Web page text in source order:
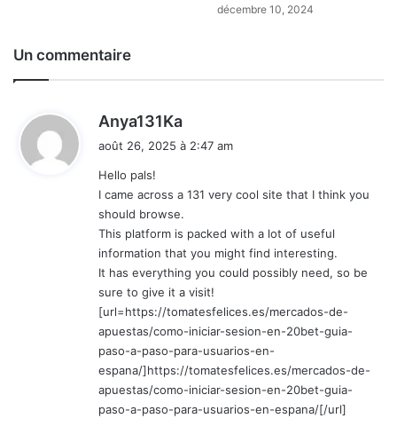
décembre 10, 2024
Un commentaire
Anya131Ka
:
août 26, 2025 à 2:47 am
Hello pals!
I came across a 131 very cool site that I think you
should browse.
This platform is packed with a lot of useful
information that you might find interesting.
It has everything you could possibly need, so be
sure to give it a visit!
[url=https://tomatesfelices.es/mercados-de-
apuestas/como-iniciar-sesion-en-20bet-guia-
paso-a-paso-para-usuarios-en-
espana/]https://tomatesfelices.es/mercados-de-
apuestas/como-iniciar-sesion-en-20bet-guia-
paso-a-paso-para-usuarios-en-espana/[/url]